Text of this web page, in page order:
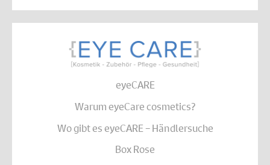
eyeCARE
Warum eyeCare cosmetics?
Wo gibt es eyeCARE – Händlersuche
Box Rose